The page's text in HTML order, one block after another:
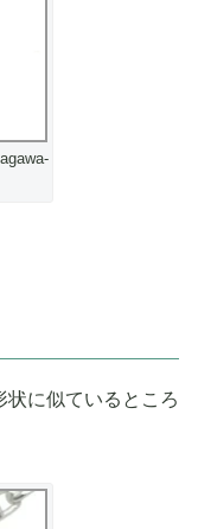
状に似ているところ